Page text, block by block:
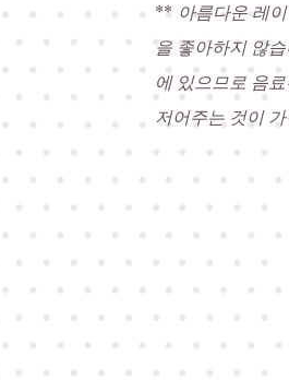
** 아름다운 레
을 좋아하지 않습
에 있으므로 음
저어주는 것이